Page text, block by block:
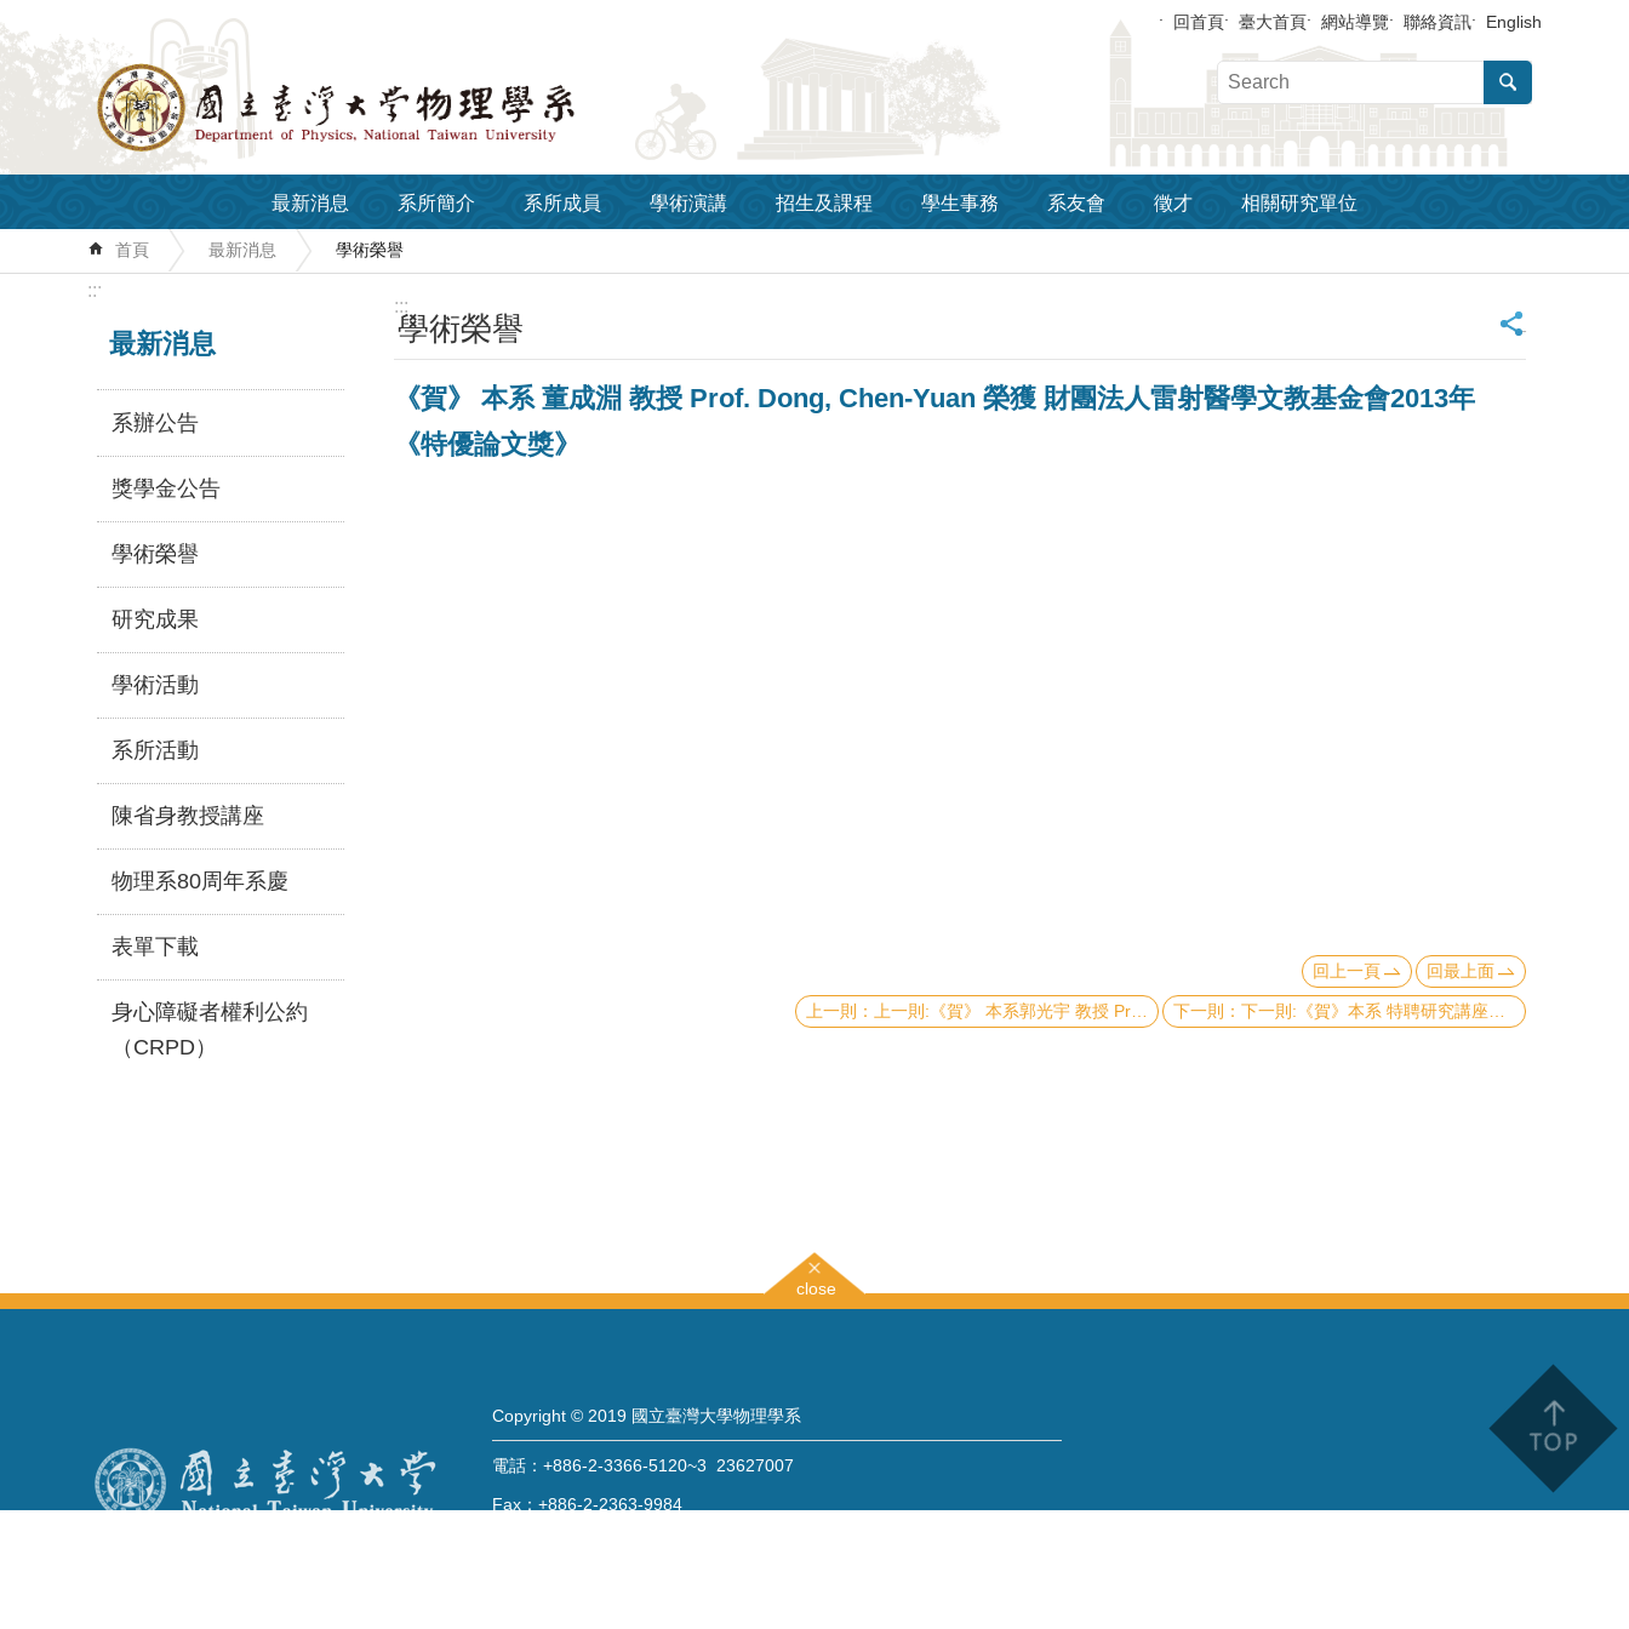
跳到主要內容區塊 回首頁 臺大首頁 網站導覽 聯絡資訊 English
最新消息 系所簡介 系所成員 學術演講 招生及課程 學生事務 系友會 徵才 相關研究單位
首頁 最新消息 學術榮譽
:::
最新消息
系辦公告
獎學金公告
學術榮譽
研究成果
學術活動
系所活動
陳省身教授講座
物理系80周年系慶
表單下載
身心障礙者權利公約
（CRPD）
:::
學術榮譽 _
《賀》 本系 董成淵 教授 Prof. Dong, Chen-Yuan 榮獲 財團法人雷射醫學文教基金會2013年
《特優論文獎》
回上一頁 回最上面
上一則:《賀》 本系郭光宇 教授 Prof. Guang-Yu Guo 榮獲 教育部 第57屆 數學及自然科學類科 《教育部學術獎》 下一則:《賀》本系 特聘研究講座教授 盧志遠博士 Dr. Chih-Yuan Lu 榮獲【總統科學獎】
close
Copyright © 2019 國立臺灣大學物理學系
電話：+886-2-3366-5120~3 23627007
Fax：+886-2-2363-9984